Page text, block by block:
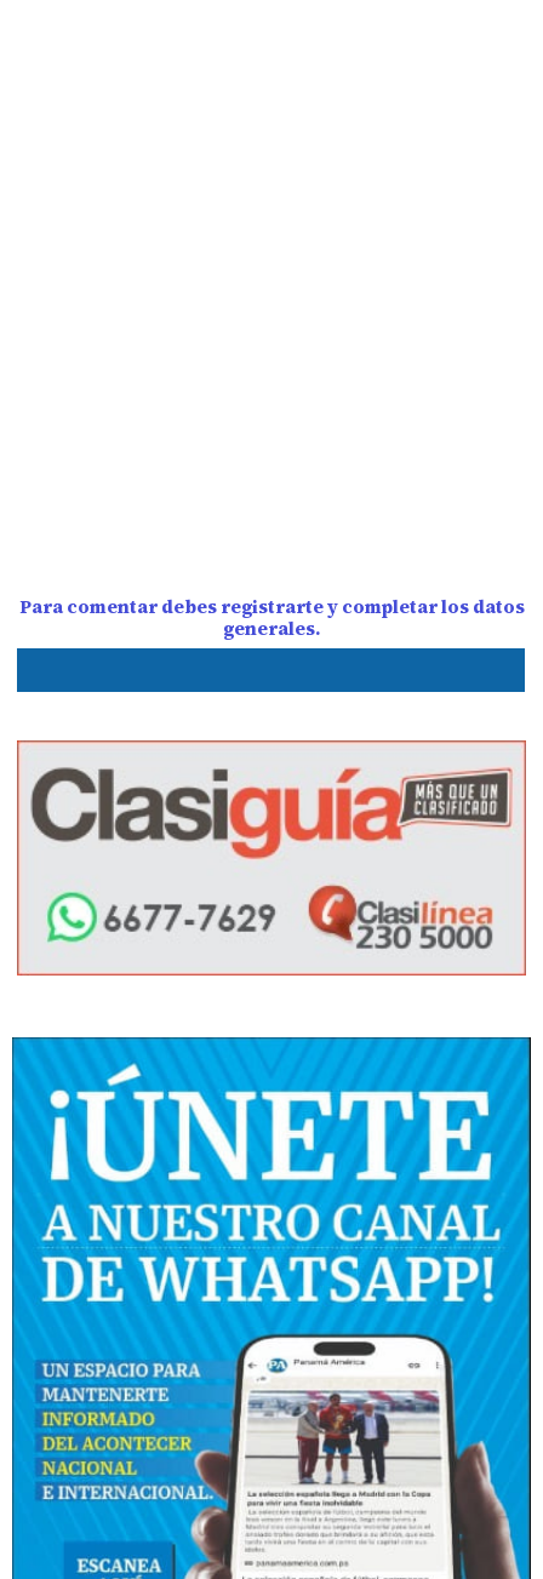
Para comentar debes registrarte y completar los datos
generales.